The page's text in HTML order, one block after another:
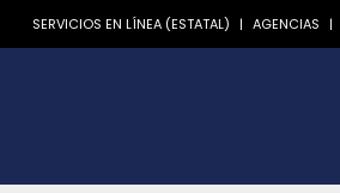
SERVICIOS EN LÍNEA (ESTATAL) | AGENCIAS |